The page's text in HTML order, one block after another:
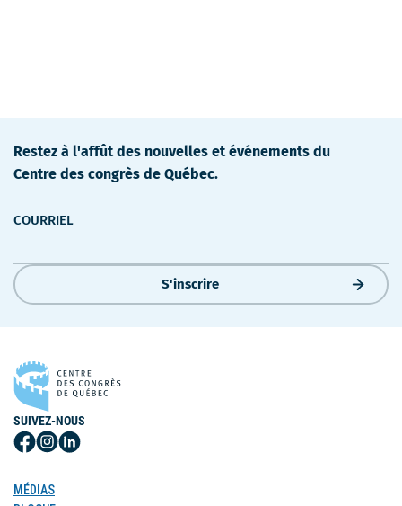
Restez à l'affût des nouvelles et événements du
Centre des congrès de Québec.
COURRIEL
S'inscrire
SUIVEZ-NOUS
Suivez-
sur
Facebook
Suivez-
Instagram
Suivez-
MÉDIAS